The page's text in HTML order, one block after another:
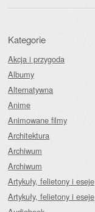
Kategorie
Akcja i przygoda
Albumy
Alternatywna
Anime
Animowane filmy
Architektura
Archiwum
Archiwum
Artykuły, felietony i eseje
Artykuły, felietony i eseje